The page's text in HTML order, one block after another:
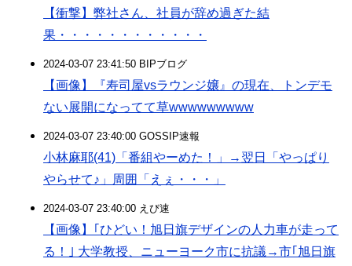
【衝撃】弊社さん、社員が辞め過ぎた結
果・・・・・・・・・・・・
2024-03-07 23:41:50 BIPブログ
【画像】『寿司屋vsラウンジ嬢』の現在、トンデモ
ない展開になってて草wwwwwwwww
2024-03-07 23:40:00 GOSSIP速報
小林麻耶(41)「番組やーめた！」→翌日「やっぱり
やらせて♪」周囲「えぇ・・・」
2024-03-07 23:40:00 えび速
【画像】｢ひどい！旭日旗デザインの人力車が走って
る！｣ 大学教授、ニューヨーク市に抗議→市｢旭日旗